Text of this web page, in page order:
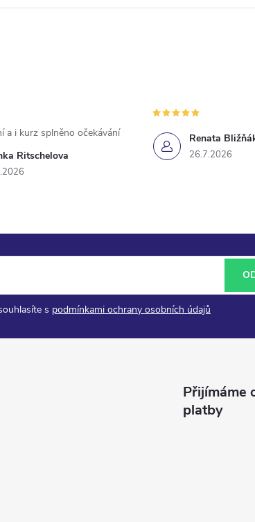
Ritschelova
a i kurz splněno očekávání Renata
26.7.2026
s podmínkami ochrany osobních údajů
Přijímáme
platby